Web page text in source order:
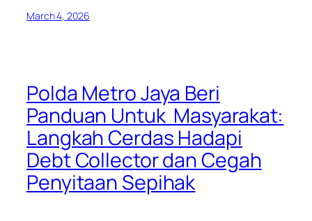
March 4, 2026
Polda Metro Jaya Beri
Panduan Untuk Masyarakat:
Langkah Cerdas Hadapi
Debt Collector dan Cegah
Penyitaan Sepihak